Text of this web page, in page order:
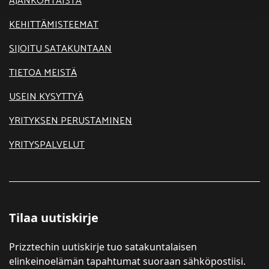
KEHITTÄMISTEEMAT
SIJOITU SATAKUNTAAN
TIETOA MEISTÄ
USEIN KYSYTTYÄ
YRITYKSEN PERUSTAMINEN
YRITYSPALVELUT
Tilaa uutiskirje
Prizztechin uutiskirje tuo satakuntalaisen
elinkeinoelämän tapahtumat suoraan sähköpostiisi.